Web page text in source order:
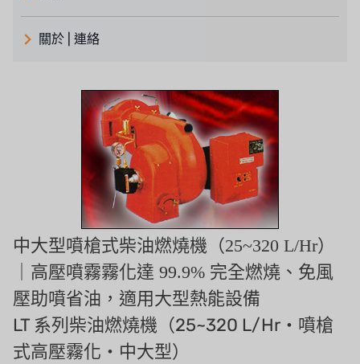
義大利 ATLAS
義大利AQUA
美國 CLACK
美國 EMERSON
美國 PENTAIR
德國 SIEMENS
美國 PULSAFEEDER
關於 | 連絡
連絡我們
招募經銷商表單
中大型噴槍式柴油燃燒機（25~320 L/Hr）
｜高壓噴霧霧化達 99.9% 完全燃燒、免風
壓助噴省油，適用大型熱能設備
LT 系列柴油燃燒機（25~320 L/Hr・噴槍
式高壓霧化・中大型）